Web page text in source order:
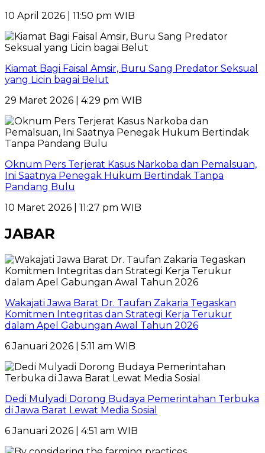
10 April 2026 | 11:50 pm WIB
Kiamat Bagi Faisal Amsir, Buru Sang Predator Seksual
yang Licin bagai Belut
29 Maret 2026 | 4:29 pm WIB
Oknum Pers Terjerat Kasus Narkoba dan Pemalsuan,
Ini Saatnya Penegak Hukum Bertindak Tanpa
Pandang Bulu
10 Maret 2026 | 11:27 pm WIB
JABAR
Wakajati Jawa Barat Dr. Taufan Zakaria Tegaskan
Komitmen Integritas dan Strategi Kerja Terukur
dalam Apel Gabungan Awal Tahun 2026
6 Januari 2026 | 5:11 am WIB
Dedi Mulyadi Dorong Budaya Pemerintahan Terbuka
di Jawa Barat Lewat Media Sosial
6 Januari 2026 | 4:51 am WIB